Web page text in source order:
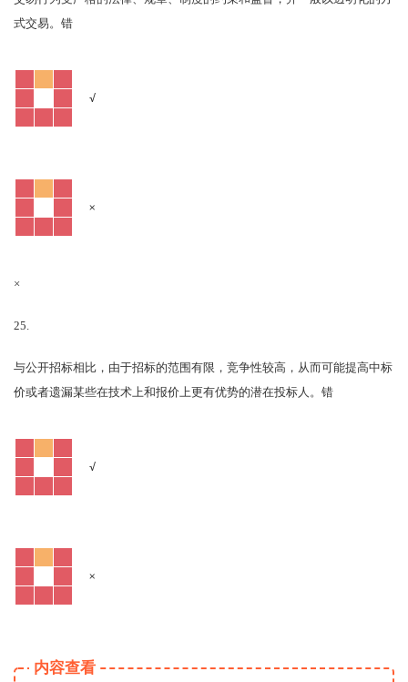
式交易。 错
√
×
×
25.
与公开招标相比，由于招标的范围有限，竞争性较高，从而可能提高中标
价或者遗漏某些在技术上和报价上更有优势的潜在投标人。 错
√
×
内容查看